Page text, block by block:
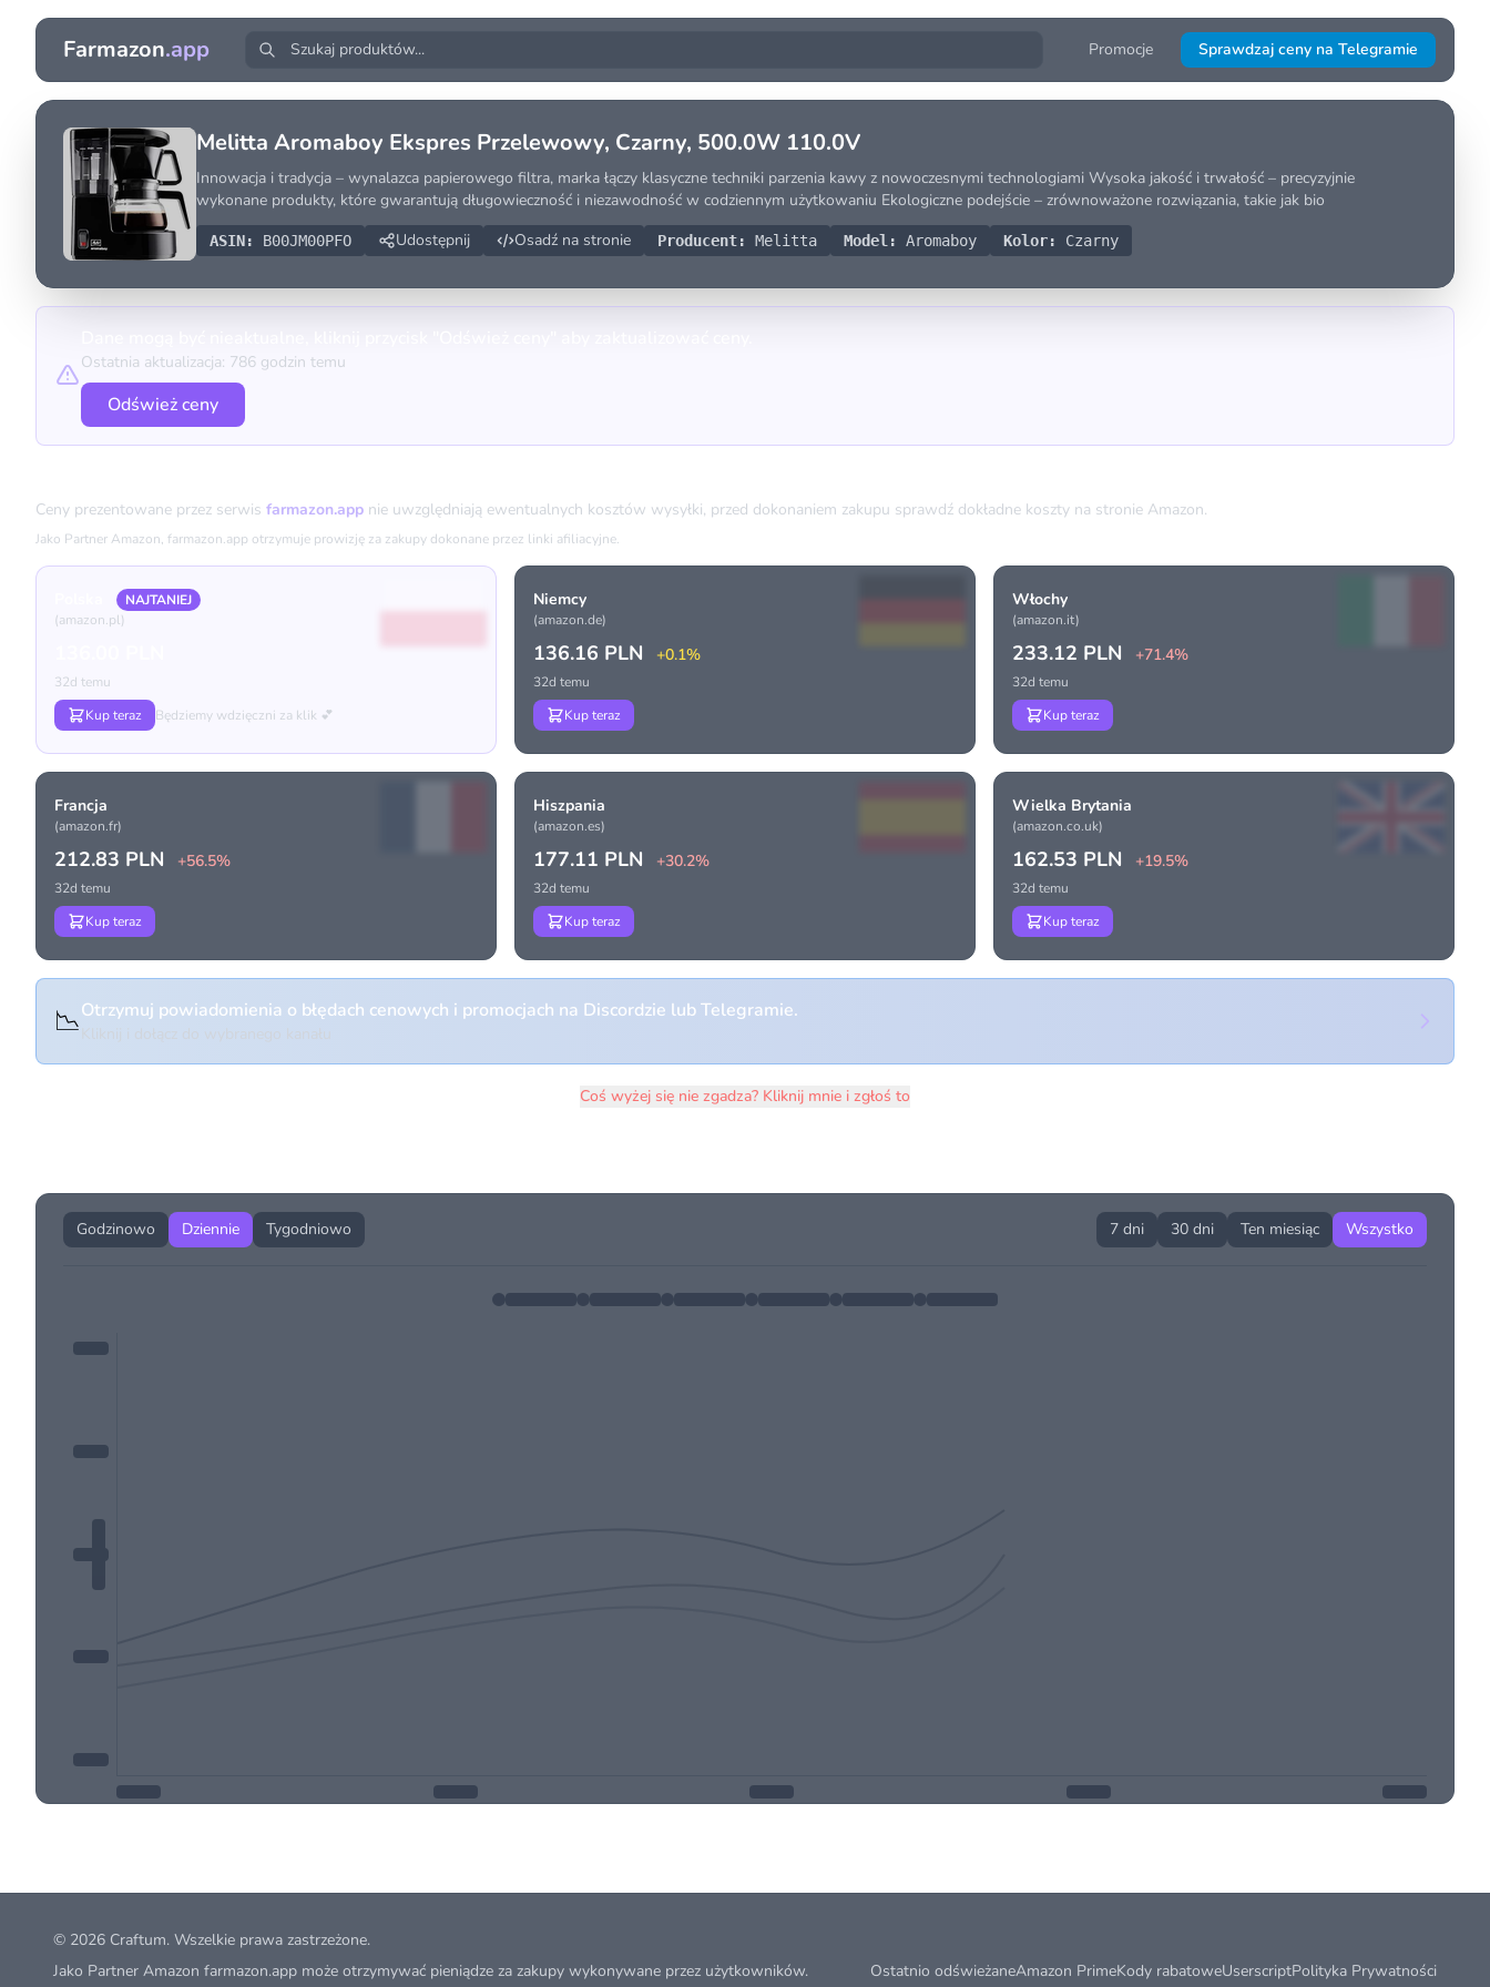
Farmazon.app Promocje Sprawdzaj ceny na Telegramie
Melitta Aromaboy Ekspres Przelewowy, Czarny, 500.0W 110.0V
Innowacja i tradycja – wynalazca papierowego filtra, marka łączy klasyczne techniki parzenia kawy z nowoczesnymi technologiami Wysoka jakość i trwałość – precyzyjnie
wykonane produkty, które gwarantują długowieczność i niezawodność w codziennym użytkowaniu Ekologiczne podejście – zrównoważone rozwiązania, takie jak bio
ASIN: B00JM00PFO Udostępnij Osadź na stronie Producent: Melitta Model: Aromaboy Kolor: Czarny
Ostatnia aktualizacja: 786 godzin temu
Odśwież ceny
Ceny prezentowane przez serwis farmazon.app nie uwzględniają ewentualnych kosztów wysyłki, przed dokonaniem zakupu sprawdź dokładne koszty na stronie Amazon.
Jako Partner Amazon, farmazon.app otrzymuje prowizję za zakupy dokonane przez linki afiliacyjne.
NAJTANIEJ
(amazon.pl)
32d temu
Kup teraz
Będziemy wdzięczni za klik 💕
Niemcy
(amazon.de)
136.16 PLN +0.1%
32d temu
Kup teraz
Włochy
(amazon.it)
233.12 PLN +71.4%
32d temu
Kup teraz
Francja
(amazon.fr)
212.83 PLN +56.5%
32d temu
Kup teraz
Hiszpania
(amazon.es)
177.11 PLN +30.2%
32d temu
Kup teraz
Wielka Brytania
(amazon.co.uk)
162.53 PLN +19.5%
32d temu
Kup teraz
📉Otrzymuj powiadomienia o błędach cenowych i promocjach na Discordzie lub Telegramie.
Coś wyżej się nie zgadza? Kliknij mnie i zgłoś to
Godzinowo Dziennie Tygodniowo 7 dni 30 dni Ten miesiąc Wszystko
© 2026 Craftum. Wszelkie prawa zastrzeżone.
Jako Partner Amazon farmazon.app może otrzymywać pieniądze za zakupy wykonywane przez użytkowników.
Ostatnio odświeżaneAmazon PrimeKody rabatoweUserscriptPolityka Prywatności